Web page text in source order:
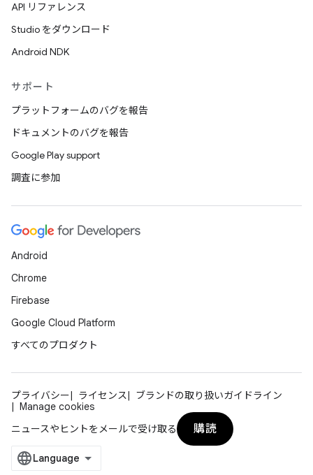
API リファレンス
Studio をダウンロード
Android NDK
サポート
プラットフォームのバグを報告
ドキュメントのバグを報告
Google Play support
調査に参加
Android
Chrome
Firebase
Google Cloud Platform
すべてのプロダクト
プライバシー ライセンス
ブランドの取り扱いガイドライン
Manage cookies
ニュースやヒントをメールで受け取る
購読